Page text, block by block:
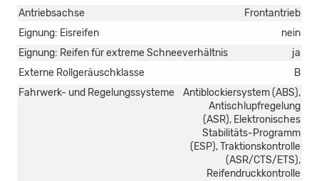
Antriebsachse
Frontantrieb
Eignung: Eisreifen
nein
Eignung: Reifen für extreme Schneeverhältnis
ja
Externe Rollgeräuschklasse
B
Fahrwerk- und Regelungssysteme
Antiblockiersystem (ABS),
Antischlupfregelung
(ASR), Elektronisches
Stabilitäts-Programm
(ESP), Traktionskontrolle
(ASR/CTS/ETS),
Reifendruckkontrolle